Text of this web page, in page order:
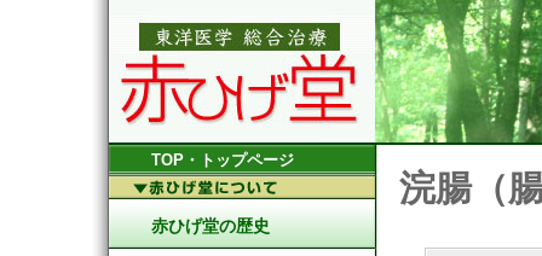
TOP・トップページ
赤ひげ堂の歴史
浣腸（